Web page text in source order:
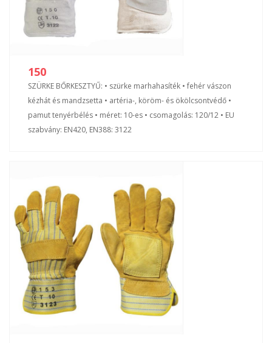
150
SZÜRKE BŐRKESZTYŰ: • szürke marhahasíték • fehér vászon
kézhát és mandzsetta • artéria-, köröm- és ökölcsontvédő •
pamut tenyérbélés • méret: 10-es • csomagolás: 120/12 • EU
szabvány: EN420, EN388: 3122